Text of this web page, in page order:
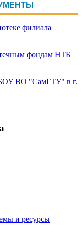
филиала
фондам НТБ
ВО "СамГТУ" в г.
и ресурсы